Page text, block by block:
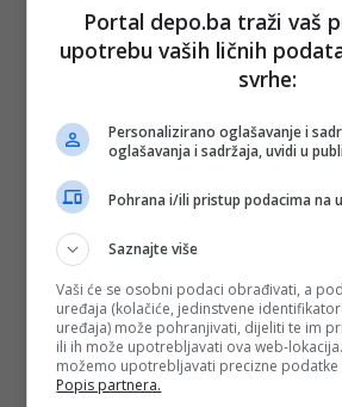
Portal depo.ba traži vaš
upotrebu vaših ličnih
svrhe:
Personalizirano oglašavanje i
oglašavanja i sadržaja, uvidi u
Pohrana i/ili pristup podacima na
Saznajte više
Vaši će se osobni podaci obrađivati, a
uređaja (kolačiće, jedinstvene
uređaja) može pohranjivati, dijeliti te im
ili ih može upotrebljavati ova web-
možemo upotrebljavati precizne
Popis partnera.